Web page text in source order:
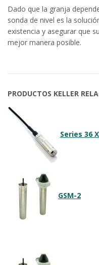
Dado que la granja
sonda de nivel es la
existencia y asegurar que
mejor manera posible.
PRODUCTOS KELLER
Series 36
GSM-2